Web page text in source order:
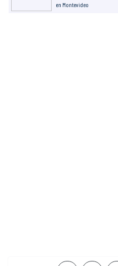
en Montevideo